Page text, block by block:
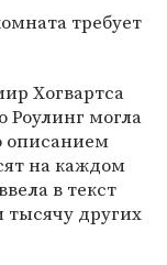
требует
Хогвартса
могла
описанием
на каждом
в текст
тысячу других